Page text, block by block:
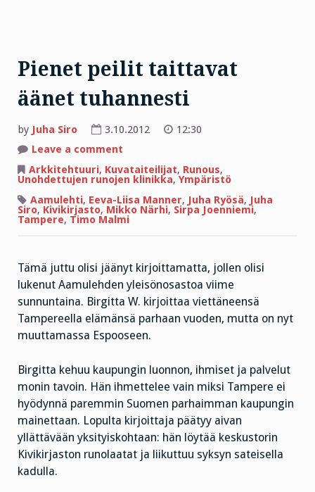
Pienet peilit taittavat
äänet tuhannesti
by Juha Siro 3.10.2012
12:30
Leave a comment
peilit
taittavat
tuhannesti
Arkkitehtuuri, Kuvataiteilijat, Runous,
Unohdettujen runojen klinikka, Ympäristö
Aamulehti, Eeva-Liisa Manner, Juha Ryösä, Juha
Siro, Kivikirjasto, Mikko Närhi, Sirpa Joenniemi,
Tampere, Timo Malmi
Tämä juttu olisi jäänyt kirjoittamatta, jollen olisi
lukenut Aamulehden yleisönosastoa viime
sunnuntaina. Birgitta W. kirjoittaa viettäneensä
Tampereella elämänsä parhaan vuoden, mutta on nyt
muuttamassa Espooseen.
Birgitta kehuu kaupungin luonnon, ihmiset ja palvelut
monin tavoin. Hän ihmettelee vain miksi Tampere ei
hyödynnä paremmin Suomen parhaimman kaupungin
mainettaan. Lopulta kirjoittaja päätyy aivan
yllättävään yksityiskohtaan: hän löytää keskustorin
Kivikirjaston runolaatat ja liikuttuu syksyn sateisella
kadulla.